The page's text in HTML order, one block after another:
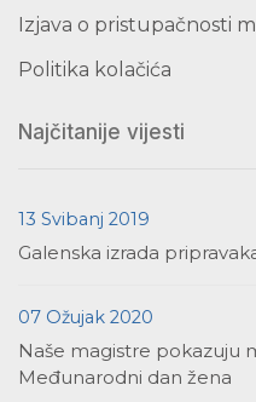
Izjava o pristupačnosti
Politika kolačića
Najčitanije vijesti
13 Svibanj 2019
Galenska izrada
07 Ožujak 2020
Naše magistre pokazuju
Međunarodni dan žena